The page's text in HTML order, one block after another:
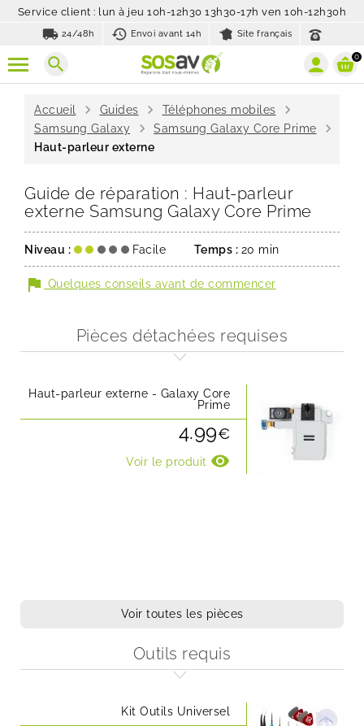
Service client : lun à jeu 10h-12h30 13h30-17h ven 10h-12h30h
local_shipping 24/48h history_toggle_off
Envoi avant 14h Site français
search 0
Accueil chevron_right Guides chevron_right Téléphones mobiles chevron_right
Samsung Galaxy chevron_right Samsung Galaxy Core Prime chevron_right
Haut-parleur externe
Guide de réparation : Haut-parleur
externe Samsung Galaxy Core Prime
Niveau : Facile Temps : 20 min
flag Quelques conseils avant de commencer
Pièces détachées requises
Haut-parleur externe - Galaxy Core
Prime
4.99€
Voir le produit visibility
Voir toutes les pièces
Outils requis
Kit Outils Universel